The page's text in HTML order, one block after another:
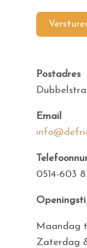
Postadres
Email
0514-603
Maandag
Zaterdag